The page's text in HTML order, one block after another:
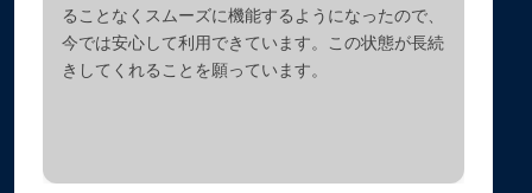
ることなくスムーズに機能するようになったので、
今では安心して利用できています。この状態が長続
きしてくれることを願っています。